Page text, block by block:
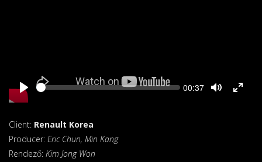
Seek Current
00:37
Client: Renault Korea
Producer: Eric Chun, Min Kang
Rendező: Kim Jong Won